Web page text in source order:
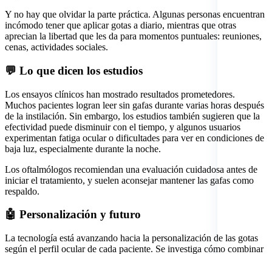
Y no hay que olvidar la parte práctica. Algunas personas encuentran
incómodo tener que aplicar gotas a diario, mientras que otras
aprecian la libertad que les da para momentos puntuales: reuniones,
cenas, actividades sociales.
💬 Lo que dicen los estudios
Los ensayos clínicos han mostrado resultados prometedores.
Muchos pacientes logran leer sin gafas durante varias horas después
de la instilación. Sin embargo, los estudios también sugieren que la
efectividad puede disminuir con el tiempo, y algunos usuarios
experimentan fatiga ocular o dificultades para ver en condiciones de
baja luz, especialmente durante la noche.
Los oftalmólogos recomiendan una evaluación cuidadosa antes de
iniciar el tratamiento, y suelen aconsejar mantener las gafas como
respaldo.
🤖 Personalización y futuro
La tecnología está avanzando hacia la personalización de las gotas
según el perfil ocular de cada paciente. Se investiga cómo combinar